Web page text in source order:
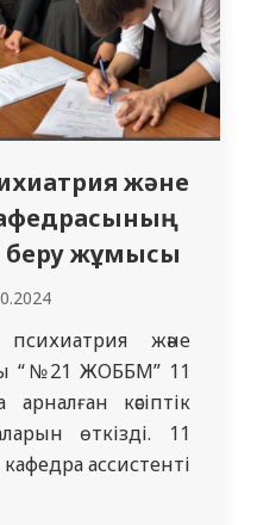
және
беру жұмысы
және
“№21 ЖОББМ” 11
кәсіптік
өткізді. 11
ассистенті
доценті Н.Н.